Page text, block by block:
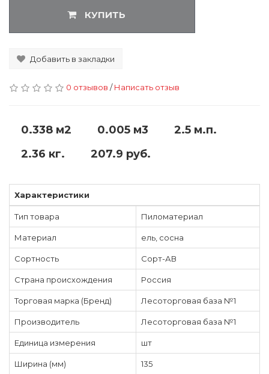
КУПИТЬ
Добавить в закладки
0 отзывов /Написать отзыв
0.338 м2 0.005 м3
2.5 м.п.
2.36 кг.
207.9 руб.
Характеристики
Тип товара Пиломатериал
Материал ель, сосна
Сортность Сорт-АВ
Страна происхождения Россия
Торговая марка (Бренд) Лесоторговая база №1
Производитель Лесоторговая база №1
Единица измерения шт
Ширина (мм) 135